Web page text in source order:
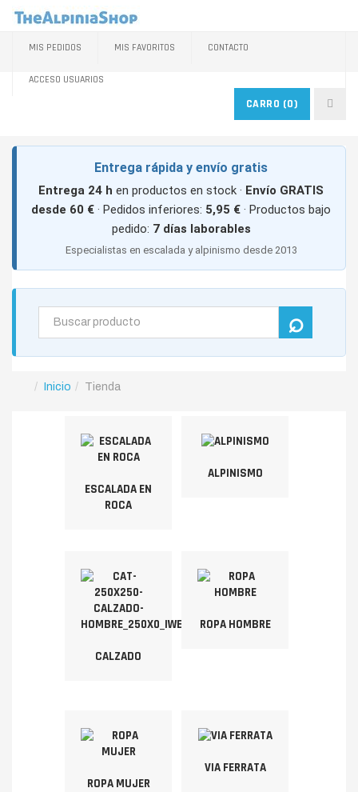
MIS PEDIDOS MIS FAVORITOS CONTACTO
ACCESO USUARIOS
CARRO (0)
Entrega rápida y envío gratis
Entrega 24 h en productos en stock · Envío GRATIS
desde 60 € · Pedidos inferiores: 5,95 € · Productos bajo
pedido: 7 días laborables
Especialistas en escalada y alpinismo desde 2013
Inicio Tienda
ESCALADA EN
ROCA
ALPINISMO
CALZADO
ROPA HOMBRE
ROPA MUJER
VIA FERRATA